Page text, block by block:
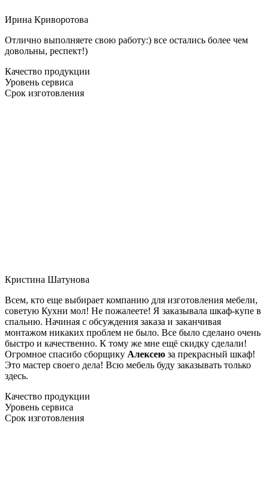
Ирина Криворотова
Отлично выполняете свою работу:) все остались более чем
довольны, респект!)
Качество продукции
Уровень сервиса
Срок изготовления
Кристина Шатунова
Всем, кто еще выбирает компанию для изготовления мебели,
советую Кухни мол! Не пожалеете! Я заказывала шкаф-купе в
спальню. Начиная с обсуждения заказа и заканчивая
монтажом никаких проблем не было. Все было сделано очень
быстро и качественно. К тому же мне ещё скидку сделали!
Огромное спасибо сборщику Алексею за прекрасный шкаф!
Это мастер своего дела! Всю мебель буду заказывать только
здесь.
Качество продукции
Уровень сервиса
Срок изготовления